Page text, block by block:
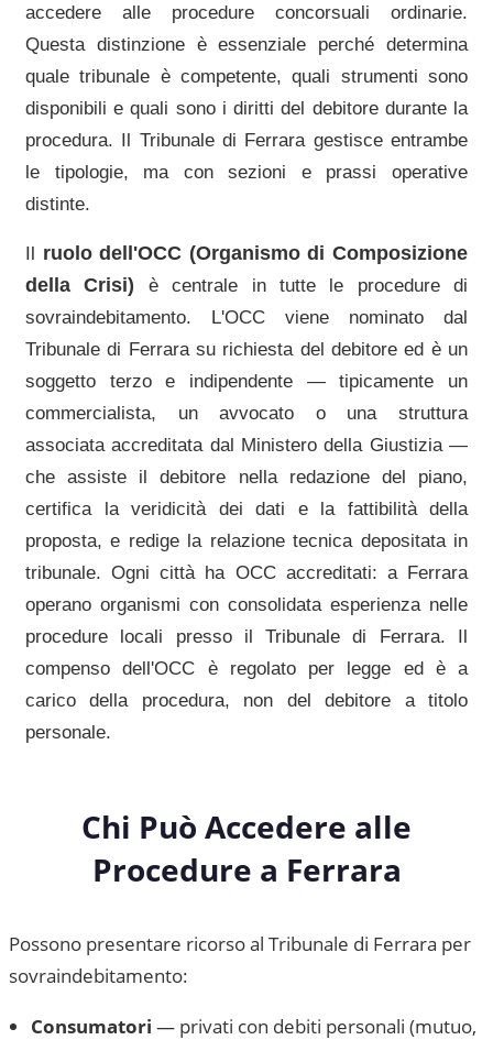
accedere alle procedure concorsuali ordinarie.
Questa distinzione è essenziale perché determina
quale tribunale è competente, quali strumenti sono
disponibili e quali sono i diritti del debitore durante la
procedura. Il Tribunale di Ferraragestisce entrambe
le tipologie, ma con sezioni e prassi operative
distinte.
Il ruolo dell'OCC (Organismo di Composizione
della Crisi)
è centrale in tutte le procedure di
sovraindebitamento. L'OCC viene nominato dal
Tribunale di Ferrarasu richiesta del debitore ed è un
soggetto terzo e indipendente — tipicamente un
commercialista, un avvocato o una struttura
associata accreditata dal Ministero della Giustizia —
che assiste il debitore nella redazione del piano,
certifica la veridicità dei dati e la fattibilità della
proposta, e redige la relazione tecnica depositata in
tribunale. Ogni città ha OCC accreditati: a Ferrara
operano organismi con consolidata esperienza nelle
procedure locali presso ilTribunale di Ferrara. Il
compenso dell'OCC è regolato per legge ed è a
carico della procedura, non del debitore a titolo
personale.
Chi Può Accedere alle
Procedure a Ferrara
Possono presentare ricorso al Tribunale di Ferrara per
sovraindebitamento:
Consumatori — privati con debiti personali (mutuo,